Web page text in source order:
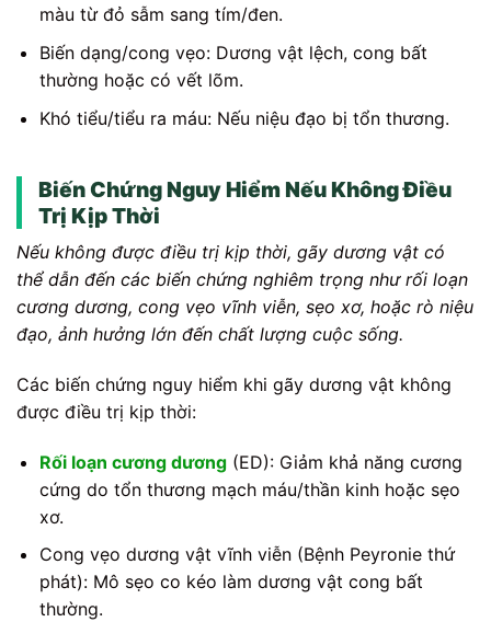
màu từ đỏ sẫm sang tím/đen.
Biến dạng/cong vẹo: Dương vật lệch, cong bất
thường hoặc có vết lõm.
Khó tiểu/tiểu ra máu: Nếu niệu đạo bị tổn thương.
Biến Chứng Nguy Hiểm Nếu Không Điều
Trị Kịp Thời
Nếu không được điều trị kịp thời, gãy dương vật có
thể dẫn đến các biến chứng nghiêm trọng như rối loạn
cương dương, cong vẹo vĩnh viễn, sẹo xơ, hoặc rò niệu
đạo, ảnh hưởng lớn đến chất lượng cuộc sống.
Các biến chứng nguy hiểm khi gãy dương vật không
được điều trị kịp thời:
Rối loạn cương dương(ED): Giảm khả năng cương
cứng do tổn thương mạch máu/thần kinh hoặc sẹo
xơ.
Cong vẹo dương vật vĩnh viễn (Bệnh Peyronie thứ
phát): Mô sẹo co kéo làm dương vật cong bất
thường.